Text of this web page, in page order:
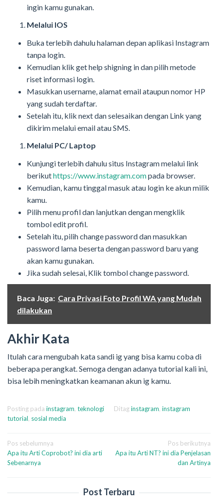
ingin kamu gunakan.
Melalui IOS
Buka terlebih dahulu halaman depan aplikasi Instagram
tanpa login.
Kemudian klik get help shigning in dan pilih metode
riset informasi login.
Masukkan username, alamat email ataupun nomor HP
yang sudah terdaftar.
Setelah itu, klik next dan selesaikan dengan Link yang
dikirim melalui email atau SMS.
Melalui PC/ Laptop
Kunjungi terlebih dahulu situs Instagram melalui link
berikuthttps://www.instagram.compada browser.
Kemudian, kamu tinggal masuk atau login ke akun milik
kamu.
Pilih menu profil dan lanjutkan dengan mengklik
tombol edit profil.
Setelah itu, pilih change password dan masukkan
password lama beserta dengan password baru yang
akan kamu gunakan.
Jika sudah selesai, Klik tombol change password.
Baca Juga: Cara Privasi Foto Profil WA yang Mudah
dilakukan
Akhir Kata
Itulah cara mengubah kata sandi ig yang bisa kamu coba di
beberapa perangkat. Semoga dengan adanya tutorial kali ini,
bisa lebih meningkatkan keamanan akun ig kamu.
Posting pada instagram, teknologi Ditaginstagram, instagram
tutorial, sosial media
Navigasi
pos
Pos sebelumnya
Apa itu Arti Coprobot? ini dia arti
Sebenarnya
Pos berikutnya
Apa itu Arti NT? ini dia Penjelasan
dan Artinya
Post Terbaru